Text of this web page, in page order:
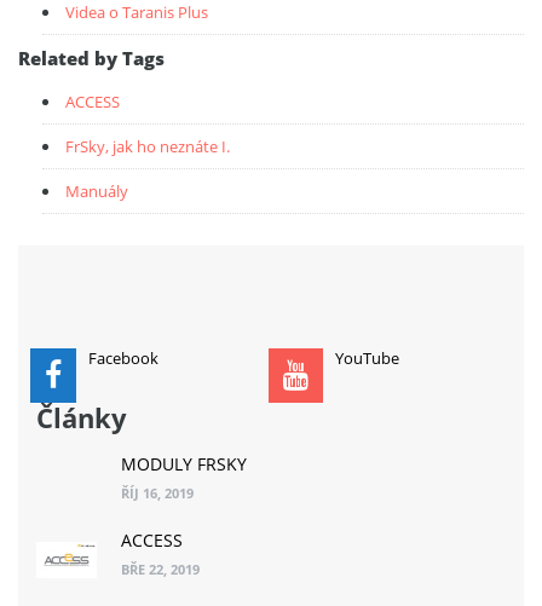
Videa o Taranis Plus
Related by Tags
ACCESS
FrSky, jak ho neznáte I.
Manuály
Facebook YouTube
Články
MODULY FRSKY
ŘÍJ 16, 2019
ACCESS
BŘE 22, 2019